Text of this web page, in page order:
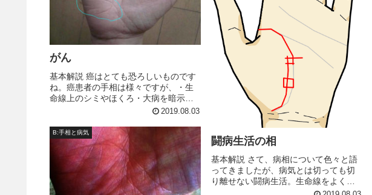
闘病生活の相
基本解説 さて、病相について色々と語
ってきましたが、病気とは切っても切
り離せない闘病生活。生命線をよく見
ると、この闘病の時期というのがわか
がん
基本解説 癌はとても恐ろしいものです
ね。癌患者の手相は様々ですが、・生
命線上のシミやほくろ・大病を暗示す
る生命線への妨害線と島・明瞭に育っ
2011年に乳がんの手術をして抗がん剤
治療をし、半年後に婦人科の...
2019.08.03
B:手相と病気